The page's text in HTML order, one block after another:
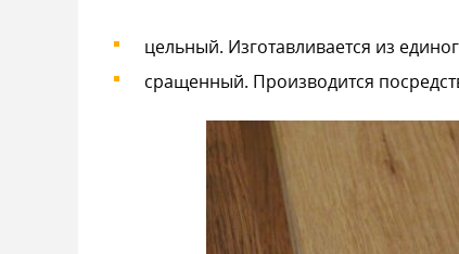
цельный. Изготавливается из
сращенный. Производится